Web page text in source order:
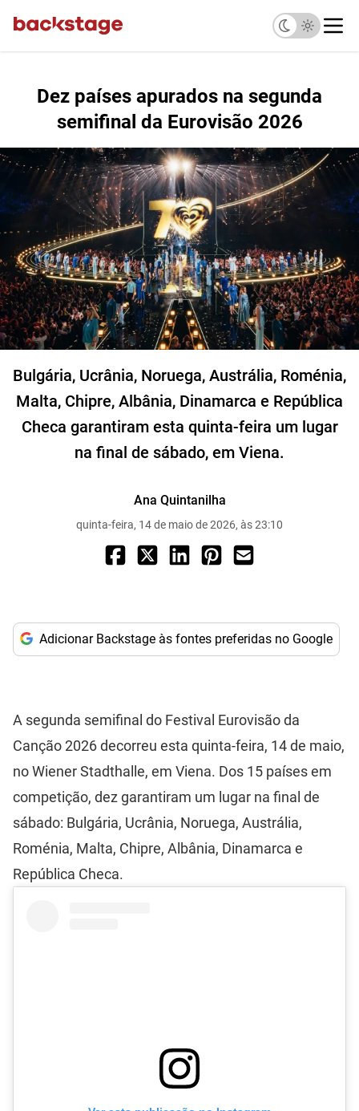
Dez países apurados na segunda
semifinal da Eurovisão 2026
Bulgária, Ucrânia, Noruega, Austrália, Roménia,
Malta, Chipre, Albânia, Dinamarca e República
Checa garantiram esta quinta-feira um lugar
na final de sábado, em Viena.
Ana Quintanilha
quinta-feira, 14 de maio de 2026, às 23:10
Adicionar Backstage às fontes preferidas no Google
A segunda semifinal do Festival Eurovisão da
Canção 2026 decorreu esta quinta-feira, 14 de maio,
no Wiener Stadthalle, em Viena. Dos 15 países em
competição, dez garantiram um lugar na final de
sábado: Bulgária, Ucrânia, Noruega, Austrália,
Roménia, Malta, Chipre, Albânia, Dinamarca e
República Checa.